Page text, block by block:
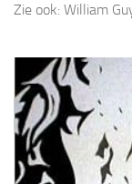
Zie ook: William